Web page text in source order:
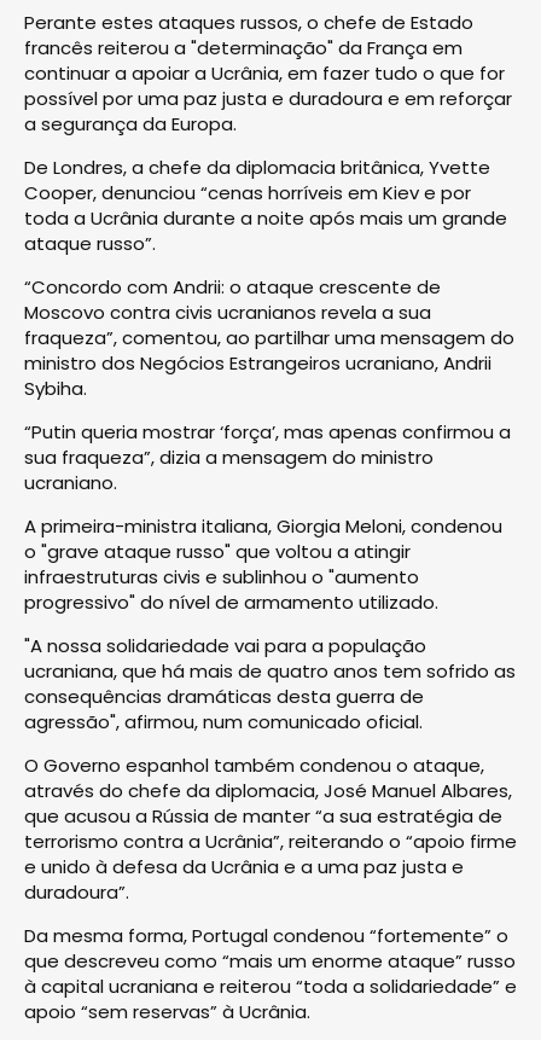
Perante estes ataques russos, o chefe de Estado
francês reiterou a "determinação" da França em
continuar a apoiar a Ucrânia, em fazer tudo o que for
possível por uma paz justa e duradoura e em reforçar
a segurança da Europa.
De Londres, a chefe da diplomacia britânica, Yvette
Cooper, denunciou “cenas horríveis em Kiev e por
toda a Ucrânia durante a noite após mais um grande
ataque russo”.
“Concordo com Andrii: o ataque crescente de
Moscovo contra civis ucranianos revela a sua
fraqueza”, comentou, ao partilhar uma mensagem do
ministro dos Negócios Estrangeiros ucraniano, Andrii
Sybiha.
“Putin queria mostrar ‘força’, mas apenas confirmou a
sua fraqueza”, dizia a mensagem do ministro
ucraniano.
A primeira-ministra italiana, Giorgia Meloni, condenou
o "grave ataque russo" que voltou a atingir
infraestruturas civis e sublinhou o "aumento
progressivo" do nível de armamento utilizado.
"A nossa solidariedade vai para a população
ucraniana, que há mais de quatro anos tem sofrido as
consequências dramáticas desta guerra de
agressão", afirmou, num comunicado oficial.
O Governo espanhol também condenou o ataque,
através do chefe da diplomacia, José Manuel Albares,
que acusou a Rússia de manter “a sua estratégia de
terrorismo contra a Ucrânia”, reiterando o “apoio firme
e unido à defesa da Ucrânia e a uma paz justa e
duradoura”.
Da mesma forma, Portugal condenou “fortemente” o
que descreveu como “mais um enorme ataque” russo
à capital ucraniana e reiterou “toda a solidariedade” e
apoio “sem reservas” à Ucrânia.